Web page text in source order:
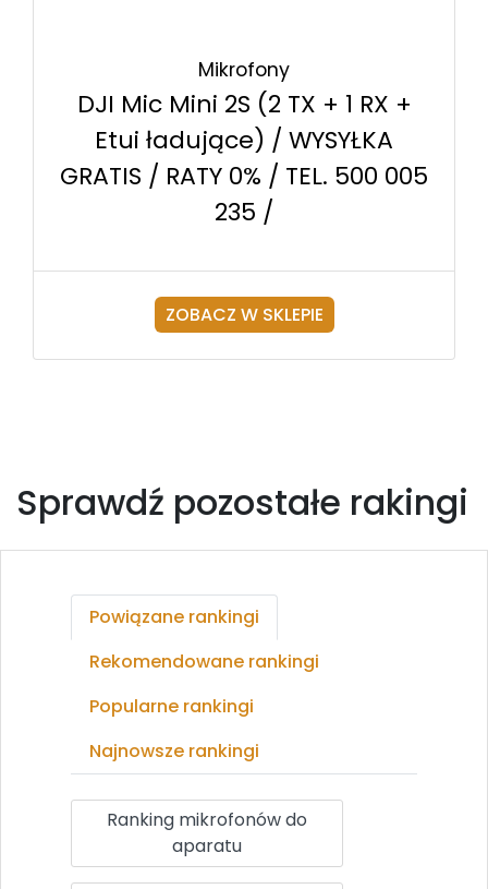
Mikrofony
DJI Mic Mini 2S (2 TX + 1 RX +
Etui ładujące) / WYSYŁKA
GRATIS / RATY 0% / TEL. 500 005
235 /
ZOBACZ W SKLEPIE
Sprawdź pozostałe rakingi
Powiązane rankingi
Rekomendowane rankingi
Popularne rankingi
Najnowsze rankingi
Ranking mikrofonów do
aparatu